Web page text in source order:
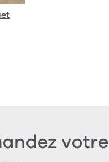
votre